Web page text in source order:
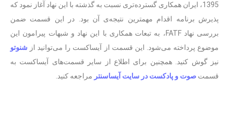
1395، ایران همکاری گسترده‌تری نسبت به گذشته با این نهاد آغاز نمود که
پذیرش برنامه اقدام مهمترین نتیجه‌ی آن بود. در این قسمت ضمن
بررسی نهاد FATF، به تبعات همکاری با این نهاد و شبهات پیرامون این
موضوع پرداخته می‌شود. این قسمت از آیساکست را می‌توانید از شنوتو
نیز گوش کنید. همچنین برای اطلاع از سایر قسمت‌های آیساکست به
قسمت صوت و پادکست در سایت آیساسنتر مراجعه کنید.